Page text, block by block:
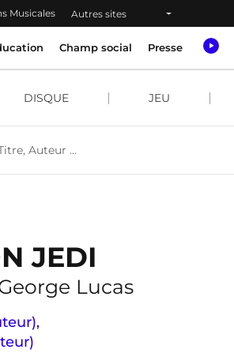
Musicales Autres sites
Champ social Presse
DISQUE JEU
JEDI
Lucas
,